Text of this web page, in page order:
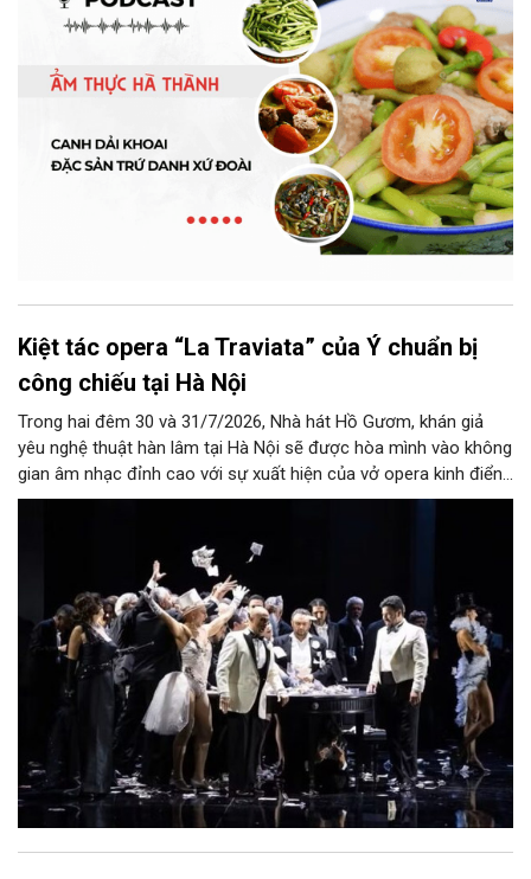
Kiệt tác opera “La Traviata” của Ý chuẩn bị
công chiếu tại Hà Nội
Trong hai đêm 30 và 31/7/2026, Nhà hát Hồ Gươm, khán giả
yêu nghệ thuật hàn lâm tại Hà Nội sẽ được hòa mình vào không
gian âm nhạc đỉnh cao với sự xuất hiện của vở opera kinh điển
“La Traviata”.